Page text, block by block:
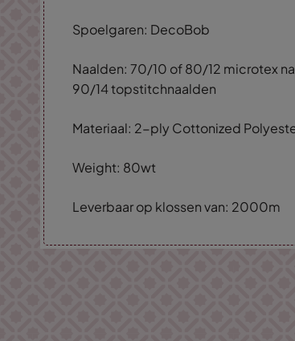
Spoelgaren: DecoBob
Naalden: 70/10 of 80/12 microtex
90/14 topstitchnaalden
Materiaal: 2-ply Cottonized
Weight: 80wt
Leverbaar op klossen van: 2000m